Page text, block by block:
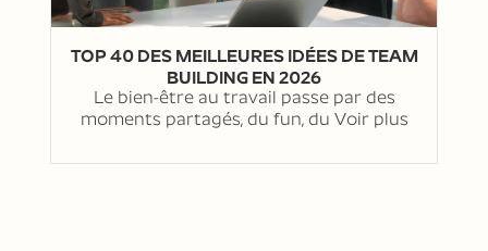
TOP 40 DES MEILLEURES IDÉES DE TEAM
BUILDING EN 2026
Le bien-être au travail passe par des
moments partagés, du fun, du Voir plus